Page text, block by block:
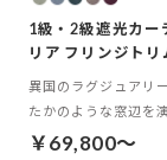
1級・2級遮光カー
リア フリンジトリ
異国のラグジュアリ
たかのような窓辺を
ンジトリムをあしら
￥69,800～